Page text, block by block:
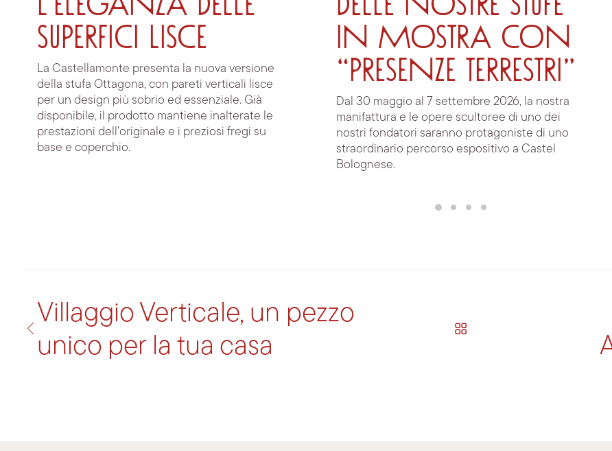
superfici lisce
La Castellamonte presenta la nuova versione
della stufa Ottagona, con pareti verticali lisce
per un design più sobrio ed essenziale. Già
disponibile, il prodotto mantiene inalterate le
prestazioni dell’originale e i preziosi fregi su
base e coperchio.
in mostra con
“Presenze Terrestri”
Dal 30 maggio al 7 settembre 2026, la nostra
manifattura e le opere scultoree di uno dei
nostri fondatori saranno protagoniste di uno
straordinario percorso espositivo a Castel
Bolognese.
Villaggio Verticale, un pezzo
unico per la tua casa